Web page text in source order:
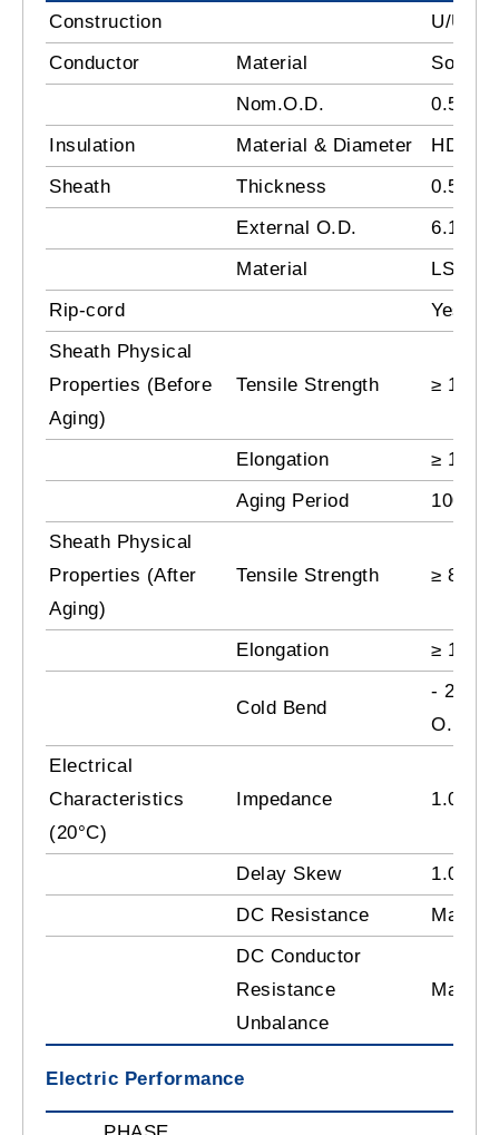
Construction
U/UTP
Conductor
Material
Solid-
Nom.O.D.
0.550
Insulation
Material & Diameter
HDPE
Sheath
Thickness
0.55 ±
External O.D.
6.1 ±
Material
LSZH
Rip-cord
Yes
Sheath Physical
Properties (Before
Aging)
Tensile Strength ≥ 10
Elongation
≥ 125
Aging Period
100
Sheath Physical
Properties (After
Aging)
Tensile Strength ≥ 8
Elongation ≥ 100
Cold Bend
- 20 ±
O.D.,
Electrical
Characteristics
(20°C)
Impedance 1.0-
Delay Skew
1.0-
DC Resistance
Max.
DC Conductor
Resistance
Unbalance
Max.
Electric Performance